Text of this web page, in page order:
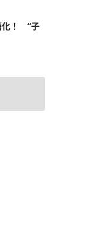
化！ “子